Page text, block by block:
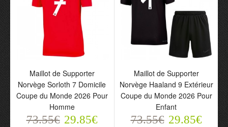
Maillot de Supporter
Norvège Sorloth 7
Domicile Coupe du
Monde 2026 Pour
Maillot de Supporter
Norvège Sorloth 7 Domicile
Coupe du Monde 2026 Pour
Homme
73.55€ 29.85€
Maillot de Supporter
Norvège Haaland 9 Extérieur
Coupe du Monde 2026 Pour
Enfant
73.55€ 29.85€